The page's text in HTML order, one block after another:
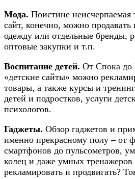
Мода. Поистине неисчерпаемая
сайт, конечно, можно продавать
одежду или отдельные бренды,
оптовые закупки и т.п.
Воспитание детей. От Спока до
«детские сайты» можно
товары, а также курсы и
детей и подростков, услуги
психологов.
Гаджеты. Обзор гаджетов и
именно прекрасному полу – от
смартфонов до пульсометров,
колец и даже умных тренажеров
рекламировать и продвигать?